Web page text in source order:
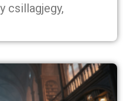
csillagjegy,